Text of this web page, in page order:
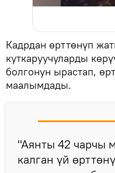
Кадрдан өрттөнүп
куткаруучуларды
болгонун ырастап,
маалымдады.
"Аянты 42 чарчы
калган үй